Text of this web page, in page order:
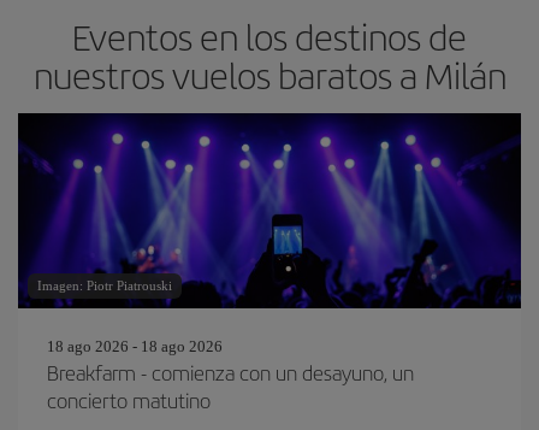
Eventos en los destinos de
nuestros vuelos baratos a Milán
Imagen: Piotr Piatrouski
18 ago 2026 - 18 ago 2026
Breakfarm - comienza con un desayuno, un
concierto matutino